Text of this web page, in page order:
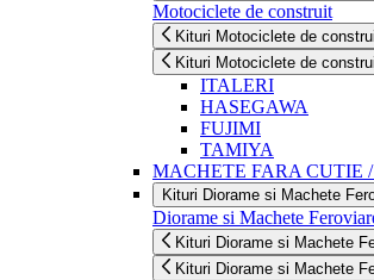
Motociclete de construit
Kituri Motociclete de
Kituri Motociclete de
ITALERI
HASEGAWA
FUJIMI
TAMIYA
MACHETE FARA CUTIE
Kituri Diorame si Machete
Diorame si Machete
Kituri Diorame si Machete
Kituri Diorame si Machete